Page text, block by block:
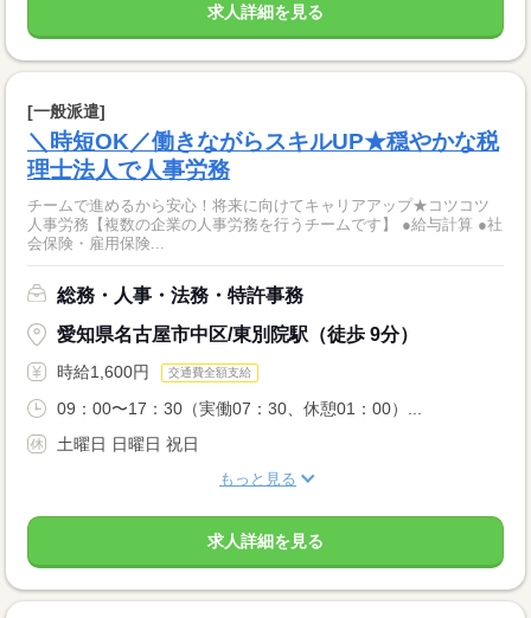
求人詳細を見る
[一般派遣]
＼時短OK／働きながらスキルUP★穏やかな税
理士法人で人事労務
チームで進めるから安心！将来に向けてキャリアアップ★コツコツ
人事労務【複数の企業の人事労務を行うチームです】 ●給与計算 ●社
会保険・雇用保険...
総務・人事・法務・特許事務
愛知県名古屋市中区/東別院駅（徒歩 9分）
時給1,600円 交通費全額支給
09：00〜17：30（実働07：30、休憩01：00）...
土曜日 日曜日 祝日
もっと見る
求人詳細を見る